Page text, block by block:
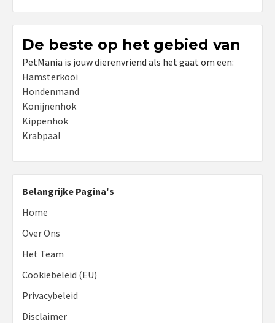
De beste op het gebied van
PetMania is jouw dierenvriend als het gaat om een:
Hamsterkooi
Hondenmand
Konijnenhok
Kippenhok
Krabpaal
Belangrijke Pagina's
Home
Over Ons
Het Team
Cookiebeleid (EU)
Privacybeleid
Disclaimer